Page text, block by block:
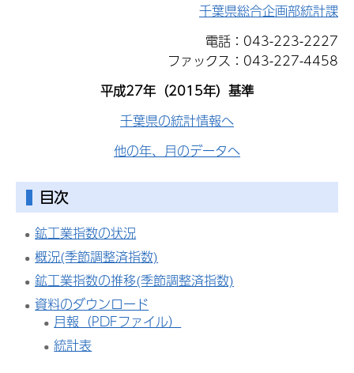
千葉県総合企画部統計課
電話：043-223-2227
ファックス：043-227-4458
平成27年（2015年）基準
千葉県の統計情報へ
他の年、月のデータへ
目次
鉱工業指数の状況
概況(季節調整済指数)
鉱工業指数の推移(季節調整済指数)
資料のダウンロード
月報（PDFファイル）
統計表